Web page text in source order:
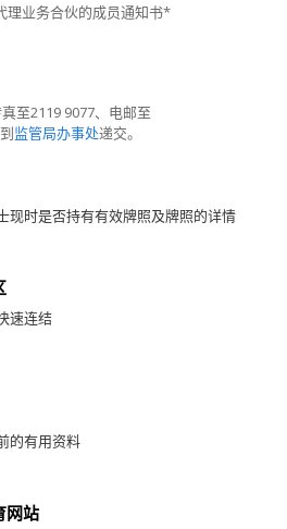
理业务合伙的成员通知书*
至2119 9077、电邮至
监管局办事处递交。
现时是否持有有效牌照及牌照的详情
速连结
的有用资料
网站